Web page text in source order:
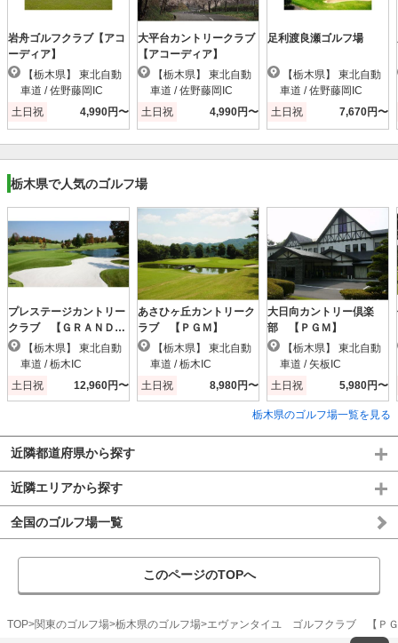
岩舟ゴルフクラブ【アコ
ーディア】
車道 / 佐野藤岡IC
土日祝
4,990円〜
大平台カントリークラブ
【アコーディア】
車道 / 佐野藤岡IC
土日祝
4,990円〜
足利渡良瀬ゴルフ場
車道 / 佐野藤岡IC
土日祝
7,670円〜
栃木県で人気のゴルフ場
プレステージカントリー
クラブ 【ＧＲＡＮＤ
ＰＧＭ】
車道 / 栃木IC
土日祝
12,960円〜
あさひヶ丘カントリーク
ラブ 【ＰＧＭ】
車道 / 栃木IC
土日祝
8,980円〜
大日向カントリー倶楽
部 【ＰＧＭ】
車道 / 矢板IC
土日祝
5,980円〜
栃木県のゴルフ場一覧を見る
近隣都道府県から探す
近隣エリアから探す
全国のゴルフ場一覧
このページのTOPへ
TOP 関東のゴルフ場 栃木県のゴルフ場 エヴァンタイユ ゴルフクラブ 【Ｐ